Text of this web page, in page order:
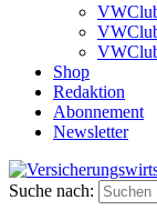
Shop
Redaktion
Abonnement
Newsletter
Suche nach: